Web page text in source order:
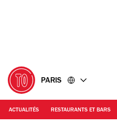
PARIS
ACTUALITÉS RESTAURANTS ET BARS
© Les Copains du Faubourg